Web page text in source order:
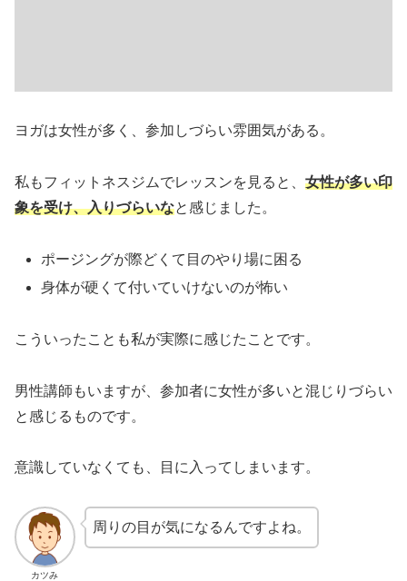
ヨガは女性が多く、参加しづらい雰囲気がある。
私もフィットネスジムでレッスンを見ると、 女性が多い印
象を受け、入りづらいなと感じました。
ポージングが際どくて目のやり場に困る
身体が硬くて付いていけないのが怖い
こういったことも私が実際に感じたことです。
男性講師もいますが、参加者に女性が多いと混じりづらい
と感じるものです。
意識していなくても、目に入ってしまいます。
カツみ
周りの目が気になるんですよね。